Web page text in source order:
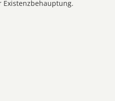
Existenzbehauptung.